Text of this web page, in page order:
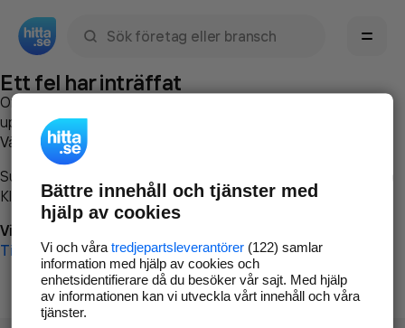
Ett fel har inträffat
Om du vill kan du
uppstod så att vi lättare och snabbare kan avhjälpa det.
Vänligen försök med följande:
Surfa till
Klicka påTillbaka-knappen i webbläsaren och försök igen
Vi beklagar besväret!
Till startsidan
Bättre innehåll och tjänster med
hjälp av cookies
Vi och våra tredjepartsleverantörer(122) samlar
information med hjälp av cookies och
enhetsidentifierare då du besöker vår sajt. Med hjälp
av informationen kan vi utveckla vårt innehåll och våra
tjänster.